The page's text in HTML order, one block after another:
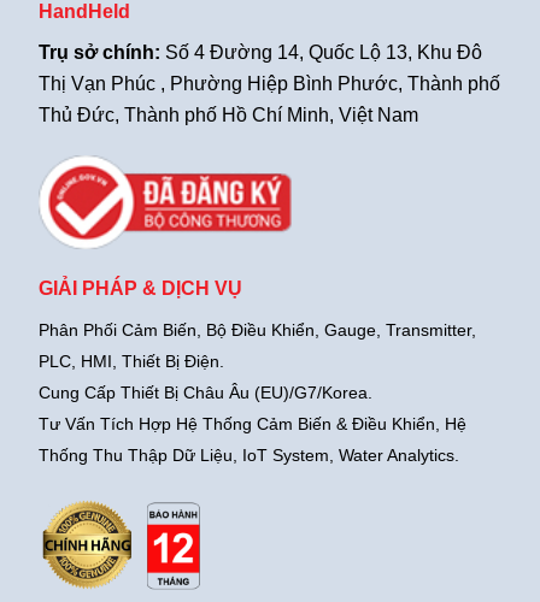
HandHeld
Trụ sở chính: Số 4 Đường 14, Quốc Lộ 13, Khu Đô
Thị Vạn Phúc , Phường Hiệp Bình Phước, Thành phố
Thủ Đức, Thành phố Hồ Chí Minh, Việt Nam
GIẢI PHÁP & DỊCH VỤ
Phân Phối Cảm Biến, Bộ Điều Khiển, Gauge, Transmitter,
PLC, HMI, Thiết Bị Điện.
Cung Cấp Thiết Bị Châu Âu (EU)/G7/Korea.
Tư Vấn Tích Hợp Hệ Thống Cảm Biến & Điều Khiển, Hệ
Thống Thu Thập Dữ Liệu, IoT System, Water Analytics.